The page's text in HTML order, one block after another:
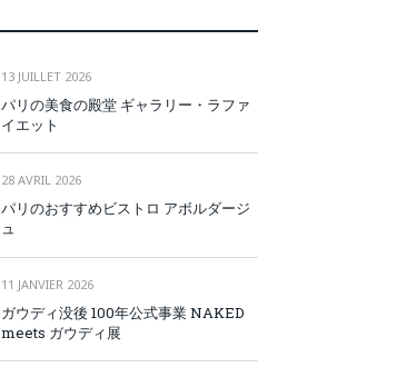
13 JUILLET 2026
パリの美食の殿堂 ギャラリー・ラファ
イエット
28 AVRIL 2026
パリのおすすめビストロ アボルダージ
ュ
11 JANVIER 2026
ガウディ没後 100年公式事業 NAKED
meets ガウディ展